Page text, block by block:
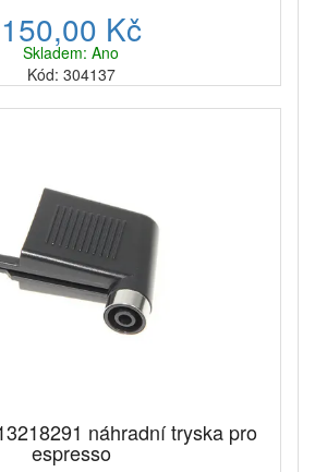
150,00 Kč
Skladem: Ano
Kód: 304137
náhradní tryska pro
espresso